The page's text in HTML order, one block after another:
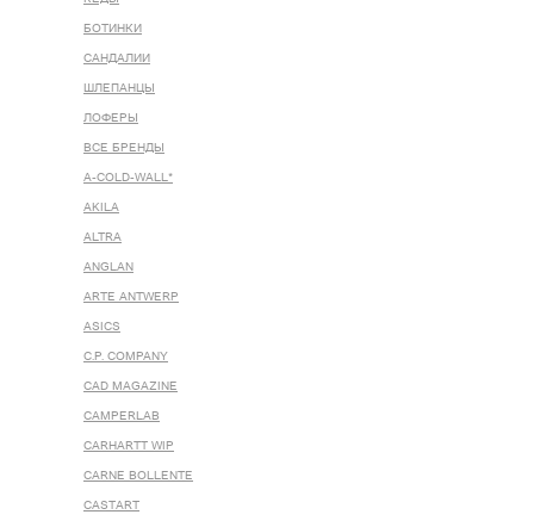
БОТИНКИ
САНДАЛИИ
ШЛЕПАНЦЫ
ЛОФЕРЫ
ВСЕ БРЕНДЫ
A-COLD-WALL*
AKILA
ALTRA
ANGLAN
ARTE ANTWERP
ASICS
C.P. COMPANY
CAD MAGAZINE
CAMPERLAB
CARHARTT WIP
CARNE BOLLENTE
CASTART